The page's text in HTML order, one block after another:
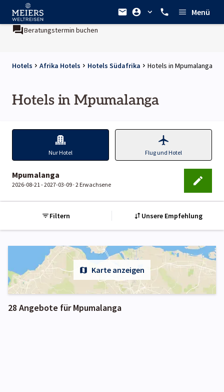
Menü
Beratungstermin buchen
Hotels Afrika Hotels Hotels Südafrika Hotels in Mpumalanga
Hotels in Mpumalanga
Nur Hotel Flug und Hotel
Mpumalanga
2026-08-21 - 2027-03-09 · 2 Erwachsene
Filtern Unsere Empfehlung
Karte anzeigen
28 Angebote für Mpumalanga